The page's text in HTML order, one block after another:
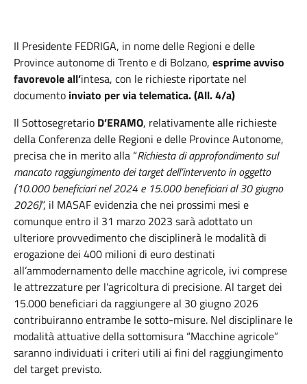
Il Presidente FEDRIGA, in nome delle Regioni e delle
Province autonome di Trento e di Bolzano, esprime avviso
favorevole all’intesa, con le richieste riportate nel
documento inviato per via telematica.(All. 4/a)
Il Sottosegretario D’ERAMO, relativamente alle richieste
della Conferenza delle Regioni e delle Province Autonome,
precisa che in merito alla “Richiesta di approfondimento sul
mancato raggiungimento dei target dell’intervento in oggetto
(10.000 beneficiari nel 2024 e 15.000 beneficiari al 30 giugno
2026)”, il MASAF evidenzia che nei prossimi mesi e
comunque entro il 31 marzo 2023 sarà adottato un
ulteriore provvedimento che disciplinerà le modalità di
erogazione dei 400 milioni di euro destinati
all’ammodernamento delle macchine agricole, ivi comprese
le attrezzature per l’agricoltura di precisione. Al target dei
15.000 beneficiari da raggiungere al 30 giugno 2026
contribuiranno entrambe le sotto-misure. Nel disciplinare le
modalità attuative della sottomisura “Macchine agricole”
saranno individuati i criteri utili ai fini del raggiungimento
del target previsto.